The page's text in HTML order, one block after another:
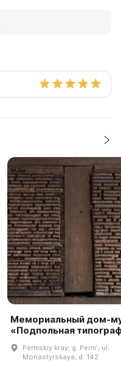
Мемориальный дом-
«Подпольная
Permskiy kray, g. Permʹ, ul.
Monastyrskaya, d. 142